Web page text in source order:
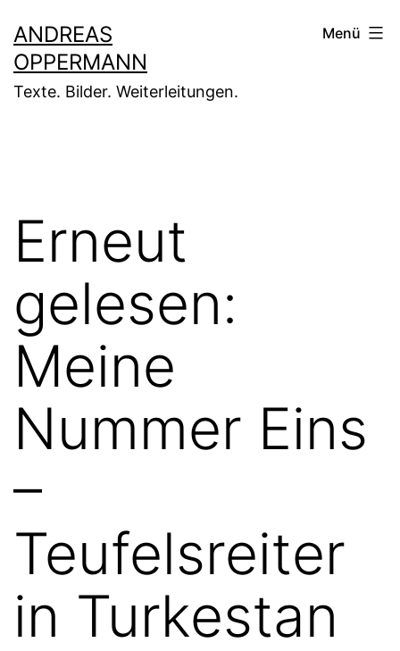
Inhalt
springen
ANDREAS
OPPERMANN
Texte. Bilder. Weiterleitungen.
Menü
Erneut
gelesen:
Meine
Nummer Eins
–
Teufelsreiter
in Turkestan